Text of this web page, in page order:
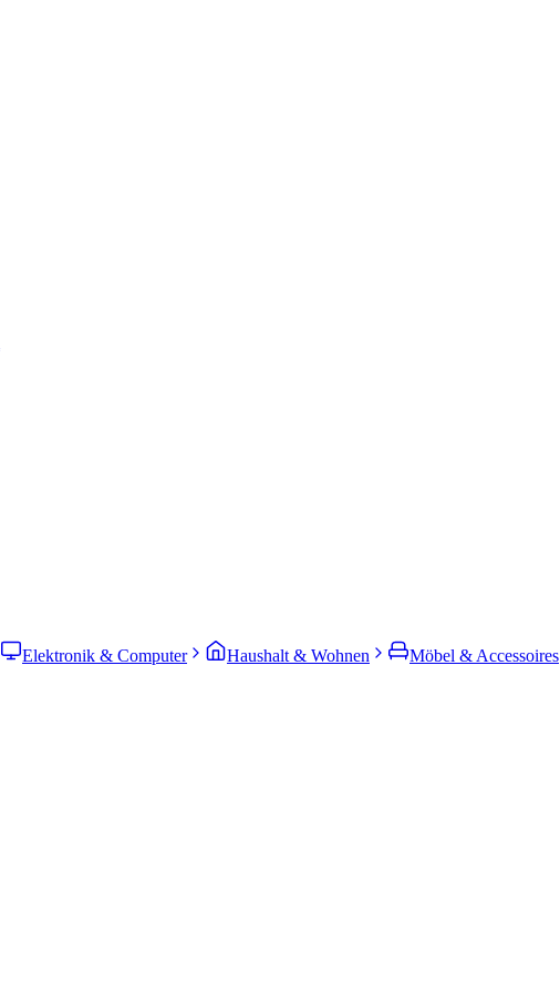
Elektronik & Computer Haushalt & Wohnen Möbel & Accessoires